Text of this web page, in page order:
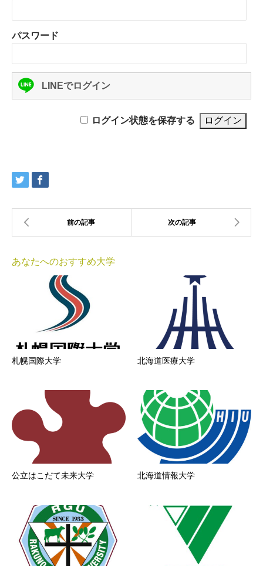
パスワード
LINEでログイン
ログイン状態を保存する
あなたへのおすすめ大学
札幌国際大学 北海道医療大学
公立はこだて未来大学 北海道情報大学